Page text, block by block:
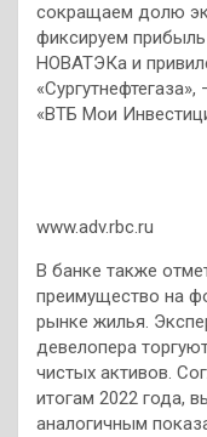
сокращаем долю
фиксируем
НОВАТЭКа и
«ВТБ Мои
www.adv.rbc.ru
В банке также
преимущество на
рынке жилья.
девелопера
чистых активов.
итогам 2022 года,
аналогичным